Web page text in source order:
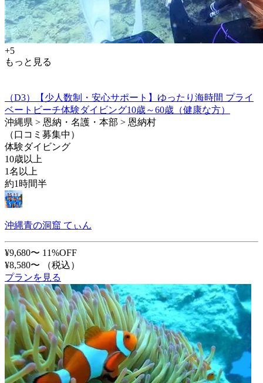
+5
もっと見る
（D3）【少人数制・安心サポート】ゆったり海時間 プライ
ベートビーチ体験ダイビング10歳～60歳（健康な方）
沖縄県 > 恩納・名護・本部 > 恩納村
（口コミ募集中）
体験ダイビング
10歳以上
1名以上
約1時間半
沖縄青の洞窟 てぃん
¥9,680〜 11%OFF
¥8,580〜
（税込）
プランを見る